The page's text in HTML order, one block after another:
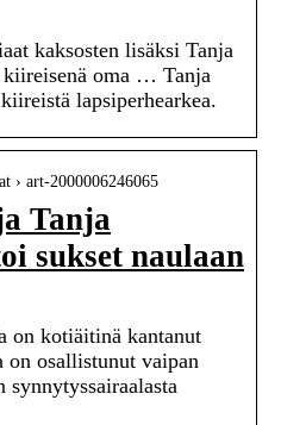
kaksosten lisäksi Tanja
kiireisenä oma … Tanja
lapsiperhearkea.
› art-2000006246065
Tanja
sukset naulaan
on kotiäitinä kantanut
on osallistunut vaipan
synnytyssairaalasta